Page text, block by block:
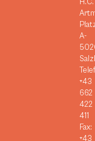
H.C.
A-
+43
662
422
411
Fax:
+43